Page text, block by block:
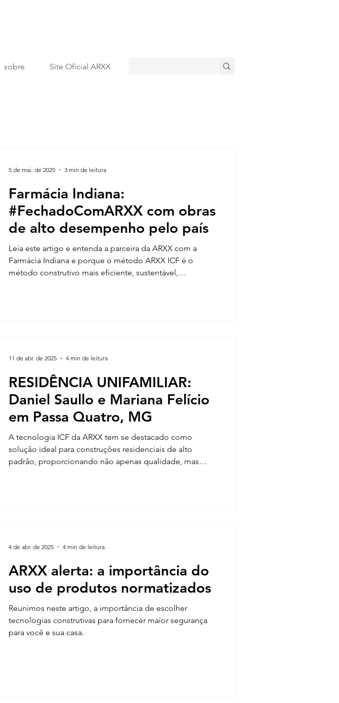
sobre Site Oficial ARXX
Farmácia Indiana:
#FechadoComARXX com obras
de alto desempenho pelo país
Leia este artigo e entenda a parceira da ARXX com a
Farmácia Indiana e porque o método ARXX ICF é o
método construtivo mais eficiente, sustentável,
5 de mai. de 2025 3 min de leitura
RESIDÊNCIA UNIFAMILIAR:
Daniel Saullo e Mariana Felício
em Passa Quatro, MG
A tecnologia ICF da ARXX tem se destacado como
solução ideal para construções residenciais de alto
padrão, proporcionando não apenas qualidade, mas
Quatro, Minas Gerais.
11 de abr. de 2025 4 min de leitura
ARXX alerta: a importância do
uso de produtos normatizados
Reunimos neste artigo, a importância de escolher
tecnologias construtivas para fornecer maior segurança
para você e sua casa.
4 de abr. de 2025 4 min de leitura